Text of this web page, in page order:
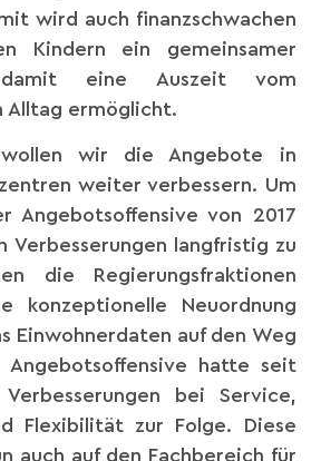
wird auch finanzschwachen
Kindern ein gemeinsamer
eine Auszeit vom
Alltag ermöglicht.
wir die Angebote in
weiter verbessern. Um
Angebotsoffensive von 2017
Verbesserungen langfristig zu
die Regierungsfraktionen
konzeptionelle Neuordnung
Einwohnerdaten auf den Weg
Angebotsoffensive hatte seit
bei Service,
Flexibilität zur Folge. Diese
auch auf den Fachbereich für